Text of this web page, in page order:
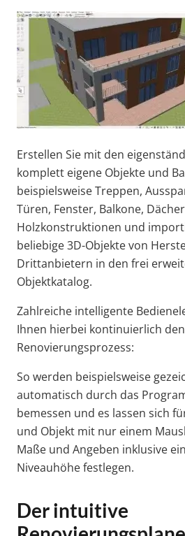
Erstellen Sie mit den
komplett eigene Objekte und
beispielsweise Treppen,
Türen, Fenster, Balkone,
Holzkonstruktionen und
beliebige 3D-Objekte von
Drittanbietern in den frei
Objektkatalog.
Zahlreiche intelligente
Ihnen hierbei kontinuierlich
Renovierungsprozess:
So werden beispielsweise
automatisch durch das
bemessen und es lassen sich
und Objekt mit nur einem
Maße und Angeben inklusive
Niveauhöhe festlegen.
Der intuitive